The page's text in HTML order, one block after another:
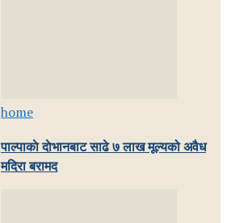
home
पाल्पाकाे दाेभानबाट साढे ७ लाख मूल्यको अवैध
मदिरा बरामद